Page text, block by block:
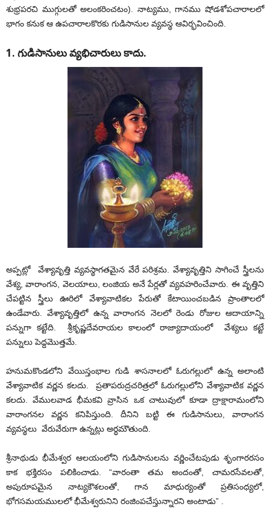
శుభ్రపరచి ముగ్గులతో అలంకరించటం). నాట్యము, గానము షోడశోపచారాలలో
భాగం కనుక ఆ ఉపచారాలకొరకు గుడిసానుల వ్యవస్థ ఆవిర్భవించింది.
1. గుడిసానులు వ్యభిచారులు కాదు.
అప్పట్లో వేశ్యావృత్తి వ్యవస్థాగతమైన వేరే పరిశ్రమ. వేశ్యావృత్తిని సాగించే స్త్రీలను
వేశ్య, వారాంగన, వెలయాలు, లంజియ అనే పేర్లతో వ్యవహరించేవారు. ఈ వృత్తిని
చేపట్టిన స్త్రీలు ఊరిలో వేశ్యావాటికల పేరుతో కేటాయించబడిన ప్రాంతాలలో
ఉండేవారు. వేశ్యావృత్తిలో ఉన్న వారాంగన నెలలో రెండు రోజుల ఆదాయాన్ని
పన్నుగా కట్టేది. శ్రీకృష్ణదేవరాయల కాలంలో రాజ్యాదాయంలో వేశ్యలు కట్టే
పన్నులు పెద్దమొత్తమే.
హనుమకొండలోని వేయిస్తంభాల గుడి శాసనాలలో ఓరుగల్లులో ఉన్న అలాంటి
వేశ్యావాటిక వర్ణన కలదు. ప్రతాపరుద్రచరిత్రలో ఓరుగల్లులోని వేశ్యావాటిక వర్ణన
కలదు. వేములవాడ భీమకవి వ్రాసిన ఒక చాటువులో కూడా ద్రాక్షారామంలోని
వారాంగనల వర్ణన కనిపిస్తుంది. దీనిని బట్టి ఈ గుడిసానులు, వారాంగన
వ్యవస్థలు వేరువేరుగా ఉన్నట్లు అర్ధమౌతుంది.
శ్రీనాథుడు భీమేశ్వర ఆలయంలోని గుడిసానులను వర్ణించేటపుడు శృంగారరసం
కాక భక్తిరసం పలికించాడు. “వారంతా తమ అందంతో, చామరసేవలతో,
అపురూపమైన నాట్యకౌశలంతో, గాన మాధుర్యంతో ప్రతిసంధ్యలో,
భోగసమయములలో భీమేశ్వరునిని రంజింపచేస్తున్నారని అంటాడు” .